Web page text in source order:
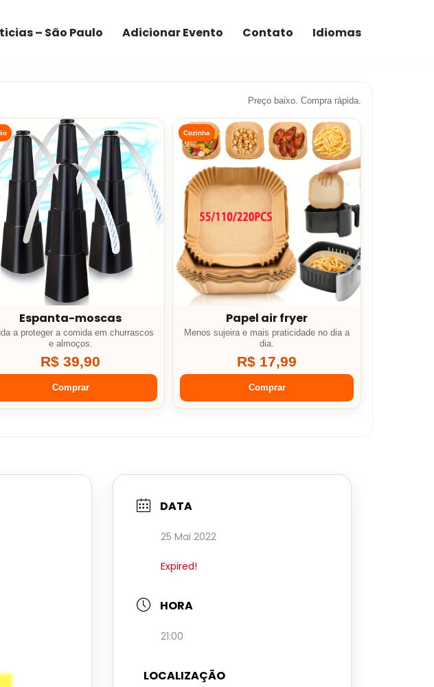
– São Paulo Adicionar Evento Contato Idiomas
Preço baixo. Compra rápida.
Espanta-moscas
a proteger a comida em churrascos
e almoços.
R$ 39,90
Comprar
Cozinha
Papel air fryer
Menos sujeira e mais praticidade no dia a
dia.
R$ 17,99
Comprar
DATA
25 Mai 2022
Expired!
HORA
21:00
LOCALIZAÇÃO